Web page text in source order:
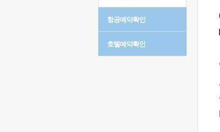
항공예약확인
호텔예약확인